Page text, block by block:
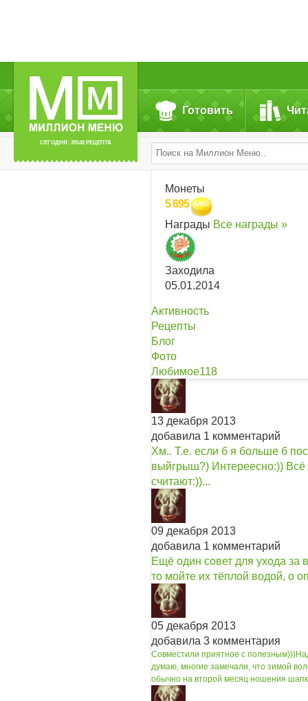
СЕГОДНЯ: 39142 РЕЦЕПТА
Готовить
Монеты
5 695
Награды Все награды »
Заходила
05.01.2014
Активность
Рецепты
Блог
Фото
Любимое118
13 декабря 2013
добавила 1 комментарий
Хм.. Т.е. если б я больше б
выйгрыш?) Интереесно:)) Всё
считают:))...
09 декабря 2013
добавила 1 комментарий
Ещё один совет для ухода за
то мойте их тёплой водой, о
05 декабря 2013
добавила 3 комментария
Совместили приятное с полезным)))
думаю, многие замечали, что зимой
обычно на второй месяц ношения